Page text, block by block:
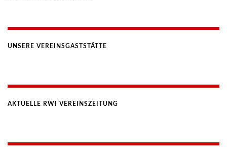
UNSERE VEREINSGASTSTÄTTE
AKTUELLE RWI VEREINSZEITUNG